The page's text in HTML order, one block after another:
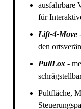
ausfahrbare
für
Lift-4-Move
den
PullLox-
Pultfläche,